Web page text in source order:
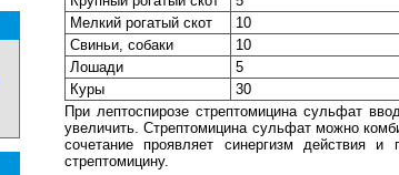
Мелкий рогатый скот
10
Свиньи, собаки
10
Лошади
5
Куры
30
При лептоспирозе стрептомицина сульфат
увеличить. Стрептомицина сульфат можно
сочетание проявляет синергизм действия
стрептомицину.